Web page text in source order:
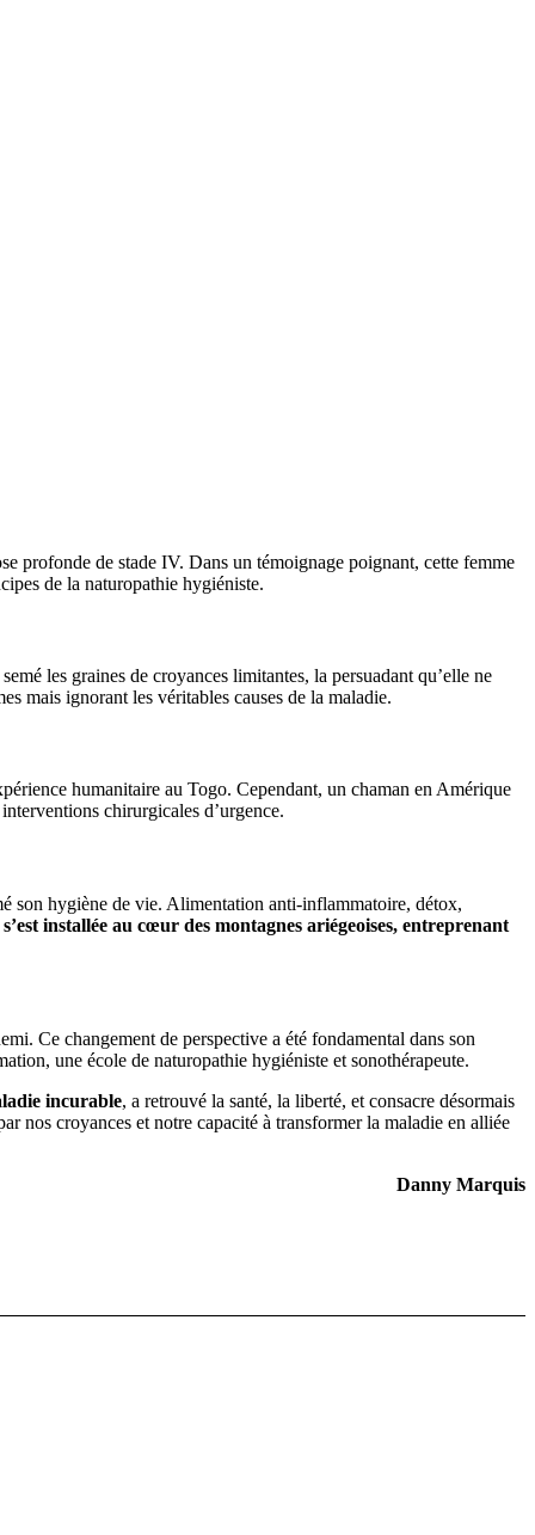
profonde de stade IV. Dans un témoignage poignant, cette femme
de la naturopathie hygiéniste.
les graines de croyances limitantes, la persuadant qu’elle ne
mais ignorant les véritables causes de la maladie.
humanitaire au Togo. Cependant, un chaman en Amérique
chirurgicales d’urgence.
son hygiène de vie. Alimentation anti-inflammatoire, détox,
installée au cœur des montagnes ariégeoises, entreprenant
Ce changement de perspective a été fondamental dans son
une école de naturopathie hygiéniste et sonothérapeute.
incurable, a retrouvé la santé, la liberté, et consacre désormais
nos croyances et notre capacité à transformer la maladie en alliée
Danny Marquis